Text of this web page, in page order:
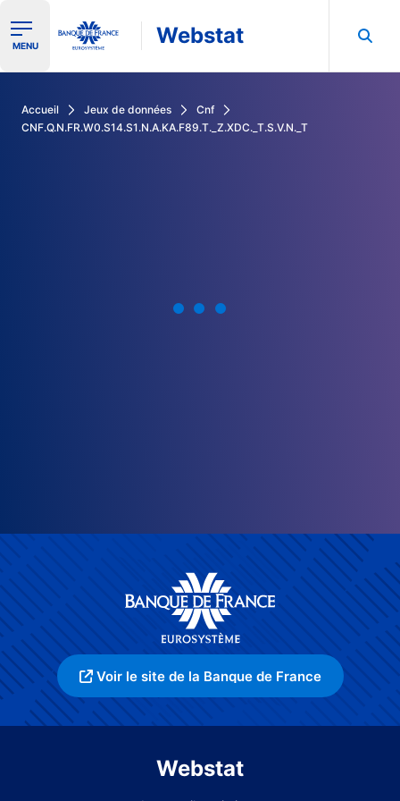
Ouvrir le menu de navigation
MENU Webstat
Accueil Jeux de données
Cnf
CNF.Q.N.FR.W0.S14.S1.N.A.KA.F89.T._Z.XDC._T.S.V.N._T
Voir le site de la Banque de France
Webstat